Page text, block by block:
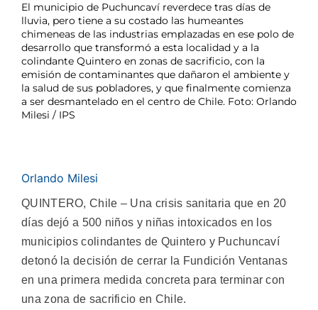
El municipio de Puchuncaví reverdece tras días de
lluvia, pero tiene a su costado las humeantes
chimeneas de las industrias emplazadas en ese polo de
desarrollo que transformó a esta localidad y a la
colindante Quintero en zonas de sacrificio, con la
emisión de contaminantes que dañaron el ambiente y
la salud de sus pobladores, y que finalmente comienza
a ser desmantelado en el centro de Chile. Foto: Orlando
Milesi / IPS
Orlando Milesi
QUINTERO, Chile – Una crisis sanitaria que en 20
días dejó a 500 niños y niñas intoxicados en los
municipios colindantes de Quintero y Puchuncaví
detonó la decisión de cerrar la Fundición Ventanas
en una primera medida concreta para terminar con
una zona de sacrificio en Chile.